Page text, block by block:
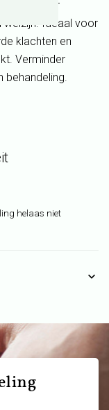
sneller
welzijn. Ideaal voor
klachten en
Verminder
behandeling.
helaas niet